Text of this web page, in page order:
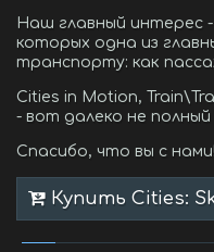
Наш главный интерес
которых одна из
транспорту: как
Cities in Motion,
- вот далеко не
Спасибо, что вы с нами!
Купить Cities: